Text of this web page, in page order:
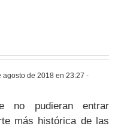
agosto de 2018 en 23:27 -
no pudieran entrar
más histórica de las